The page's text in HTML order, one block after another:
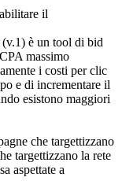
il
è un tool di bid
massimo
i costi per clic
e di incrementare il
esistono maggiori
che targettizzano
targettizzano la rete
aspettate a